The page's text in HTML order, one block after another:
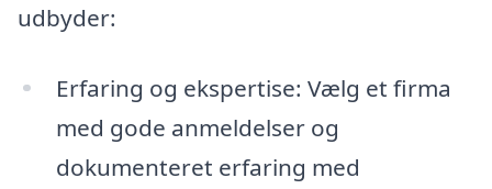
udbyder:
Erfaring og ekspertise: Vælg et firma
med gode anmeldelser og
dokumenteret erfaring med